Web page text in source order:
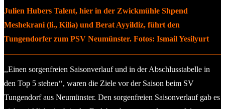
Julien Hubers Talent, hier in der Zwickmühle Shpend
Meshekrani (li., Kilia) und Berat Ayyildiz, führt den
Tungendorfer zum PSV Neumünster. Fotos: Ismail Yesilyurt
,,Einen sorgenfreien Saisonverlauf und in der Abschlusstabelle in
den Top 5 stehen‘‘, waren die Ziele vor der Saison beim SV
Tungendorf aus Neumünster. Den sorgenfreien Saisonverlauf gab es